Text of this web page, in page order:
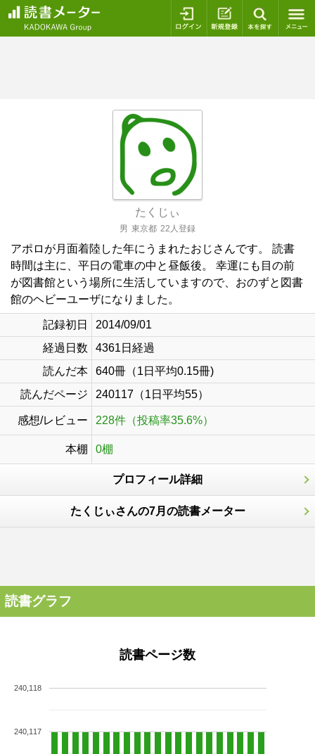
ログイン 新規登録
たくじぃ
男 東京都 22人登録
アポロが月面着陸した年にうまれたおじさんです。 読書
時間は主に、平日の電車の中と昼飯後。 幸運にも目の前
が図書館という場所に生活していますので、おのずと図書
館のヘビーユーザになりました。
記録初日
2014/09/01
経過日数
4361日経過
読んだ本
640冊（1日平均0.15冊)
読んだページ
240117（1日平均55）
感想/レビュー 228件（投稿率35.6%）
本棚 0棚
プロフィール詳細
たくじぃさんの7月の読書メーター
読書グラフ
読書ページ数
240,117
240,118